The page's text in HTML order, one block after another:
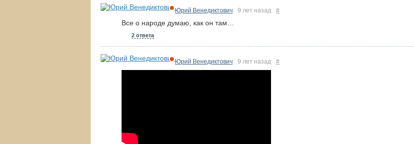
Юрий Венедиктович 9 лет назад #
Все о народе думаю, как он там…
2 ответа
Юрий Венедиктович 9 лет назад #